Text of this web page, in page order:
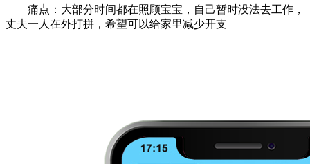
痛点：大部分时间都在照顾宝宝，自己暂时没法去工作，
丈夫一人在外打拼，希望可以给家里减少开支